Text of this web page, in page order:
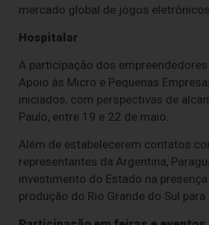
mercado global de jogos
Hospitalar
A participação dos
Apoio às Micro e Pequenas
iniciados, com perspectivas de
Paulo, entre 19 e 22 de maio.
Além de estabelecerem contatos
representantes da Argentina,
investimento do Estado na
produção do Rio Grande do Sul para